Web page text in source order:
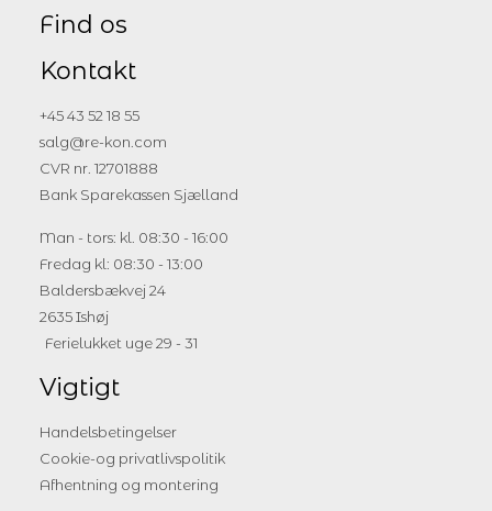
Find os
Kontakt
+45 43 52 18 55
salg@re-kon.com
CVR nr. 12701888
Bank Sparekassen Sjælland
Man - tors: kl. 08:30 - 16:00
Fredag kl: 08:30 - 13:00
Baldersbækvej 24
2635 Ishøj
Ferielukket uge 29 - 31
Vigtigt
Handelsbetingelser
Cookie-og privatlivspolitik
Afhentning og montering